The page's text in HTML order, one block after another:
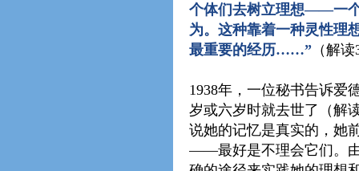
个体们去树立理想——一
为。这种靠着一种灵性理
最重要的经历……” （解
1938年，一位秘书告诉爱
岁或六岁时就去世了（解
说她的记忆是真实的，她
——最好是不理会它们。